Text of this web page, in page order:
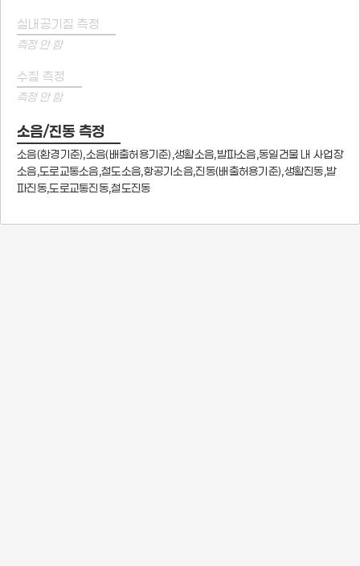
실내공기질 측정
측정 안 함
수질 측정
측정 안 함
소음/진동 측정
소음(환경기준),소음(배출허용기준),생활소음,발파소음,동일건물 내 사업장
소음,도로교통소음,철도소음,항공기소음,진동(배출허용기준),생활진동,발
파진동,도로교통진동,철도진동